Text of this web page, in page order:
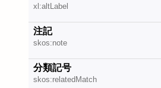
xl:altLabel
注記
skos:note
分類記号
skos:relatedMatch